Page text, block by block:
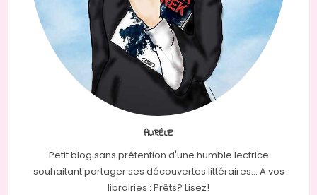
AURÉLIE
Petit blog sans prétention d'une humble lectrice
souhaitant partager ses découvertes littéraires... A vos
librairies : Prêts? Lisez!